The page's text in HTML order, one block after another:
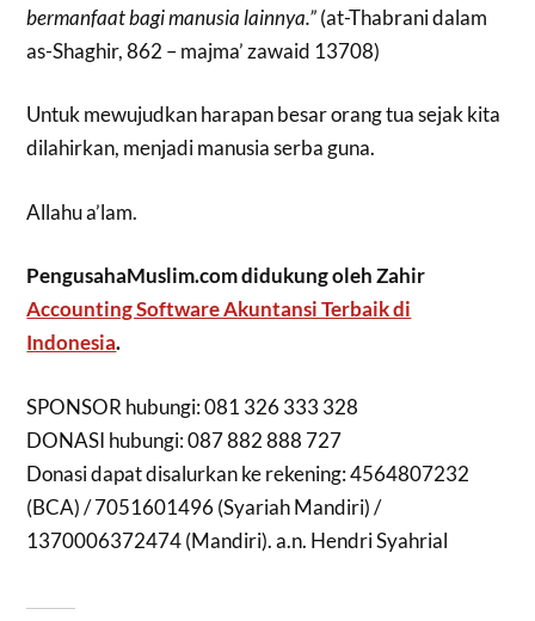
bermanfaat bagi manusia lainnya.”(at-Thabrani dalam
as-Shaghir, 862 – majma’ zawaid 13708)
Untuk mewujudkan harapan besar orang tua sejak kita
dilahirkan, menjadi manusia serba guna.
Allahu a’lam.
PengusahaMuslim.com didukung oleh Zahir
Accounting Software Akuntansi Terbaik di
Indonesia.
SPONSOR hubungi: 081 326 333 328
DONASI hubungi: 087 882 888 727
Donasi dapat disalurkan ke rekening: 4564807232
(BCA) / 7051601496 (Syariah Mandiri) /
1370006372474 (Mandiri). a.n. Hendri Syahrial